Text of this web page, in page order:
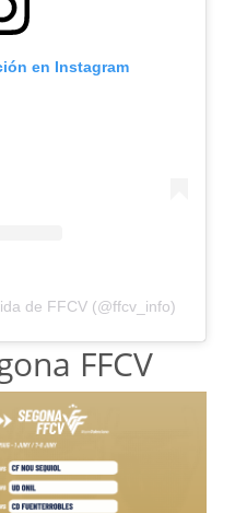
en Instagram
de FFCV (@ffcv_info)
FFCV